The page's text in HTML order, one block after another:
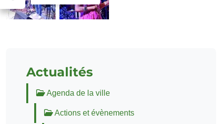
Actualités
Agenda de la ville
Actions et évènements